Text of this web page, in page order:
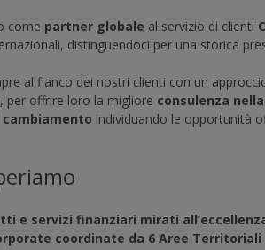
come partner globale al servizio di clienti
distinguendoci per una storica
al fianco dei nostri clienti con un
per offrire loro la migliore consulenza
individuando le opportunità
e servizi finanziari mirati
coordinate da 6 Aree
aderire
locali
Dichiaro
passivo
Altri